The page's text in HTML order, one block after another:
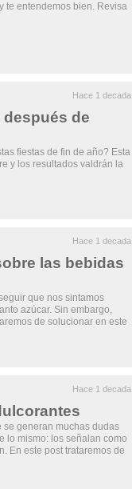
te entendemos bien. Revisa
Hace 1 decada
de
fiestas de fin de año? Esta
y los resultados valdrán la
Hace 1 decada
las bebidas
que nos sintamos
azúcar. Sin embargo,
de solucionar en este
Hace 1 decada
generan muchas dudas
lo mismo: los señalan como
En este post trataremos de